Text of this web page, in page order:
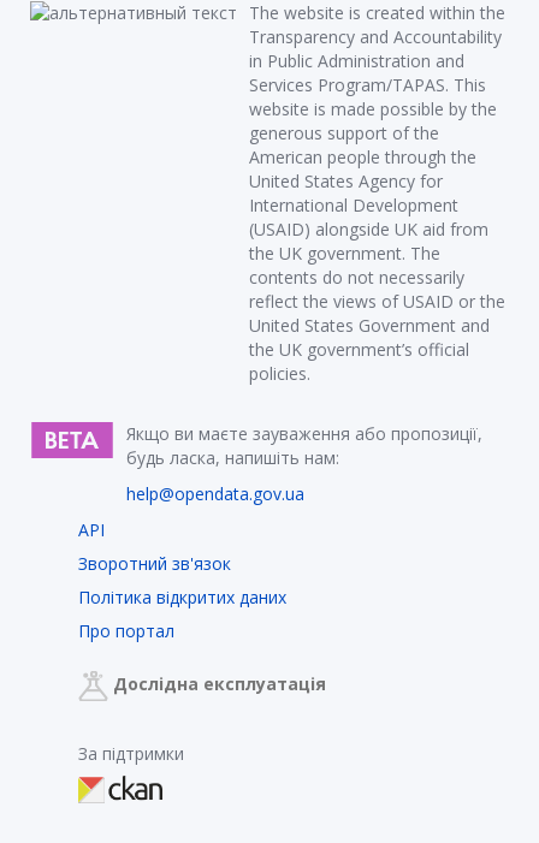
The website is created within the
Transparency and Accountability
in Public Administration and
Services Program/TAPAS. This
website is made possible by the
generous support of the
American people through the
United States Agency for
International Development
(USAID) alongside UK aid from
the UK government. The
contents do not necessarily
reflect the views of USAID or the
United States Government and
the UK government’s official
policies.
Якщо ви маєте зауваження або пропозиції,
будь ласка, напишіть нам:
help@opendata.gov.ua
API
Зворотний зв'язок
Політика відкритих даних
Про портал
Дослідна експлуатація
За підтримки